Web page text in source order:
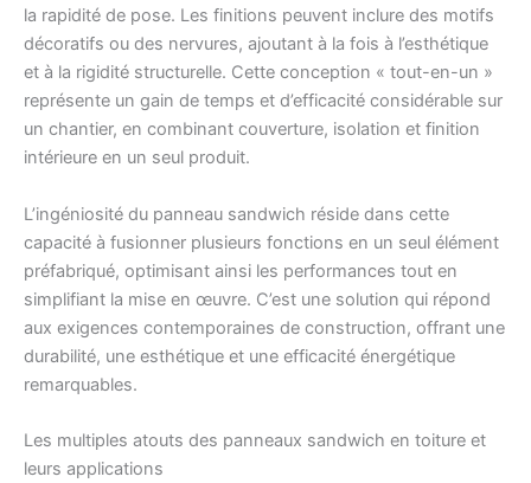
la rapidité de pose. Les finitions peuvent inclure des motifs
décoratifs ou des nervures, ajoutant à la fois à l’esthétique
et à la rigidité structurelle. Cette conception « tout-en-un »
représente un gain de temps et d’efficacité considérable sur
un chantier, en combinant couverture, isolation et finition
intérieure en un seul produit.
L’ingéniosité du panneau sandwich réside dans cette
capacité à fusionner plusieurs fonctions en un seul élément
préfabriqué, optimisant ainsi les performances tout en
simplifiant la mise en œuvre. C’est une solution qui répond
aux exigences contemporaines de construction, offrant une
durabilité, une esthétique et une efficacité énergétique
remarquables.
Les multiples atouts des panneaux sandwich en toiture et
leurs applications